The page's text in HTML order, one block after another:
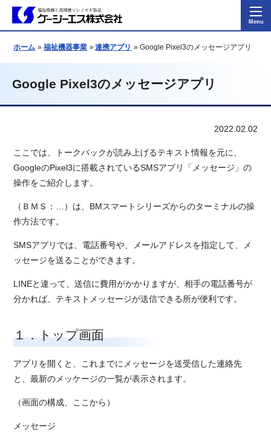
ホーム 福祉機器事業 連携アプリ Google Pixel3のメッセージアプリ
Google Pixel3のメッセージアプリ
2022.02.02
ここでは、トークバックが読み上げるテキスト情報を元に、
GoogleのPixel3に搭載されているSMSアプリ「メッセージ」の
操作をご紹介します。
（ＢＭＳ：…）は、BMスマートシリーズからのターミナルの操
作方法です。
SMSアプリでは、電話番号や、メールアドレスを指定して、メ
ッセージを送ることができます。
LINEと違って、送信に費用がかかりますが、相手の電話番号が
分かれば、テキストメッセージが送信できる所が便利です。
１．トップ画面
アプリを開くと、これまでにメッセージを送受信した連絡先
と、最新のメッケージの一覧が表示されます。
（画面の構成、ここから）
メッセージ